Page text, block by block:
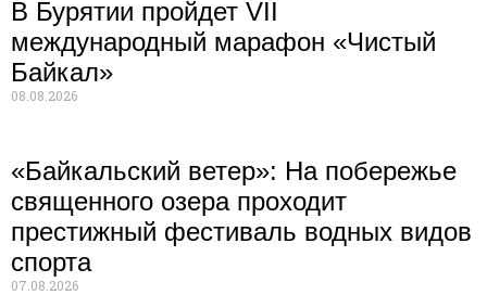
В Бурятии пройдет VII
международный марафон «Чистый
Байкал»
08.08.2026
«Байкальский ветер»: На побережье
священного озера проходит
престижный фестиваль водных видов
спорта
07.08.2026